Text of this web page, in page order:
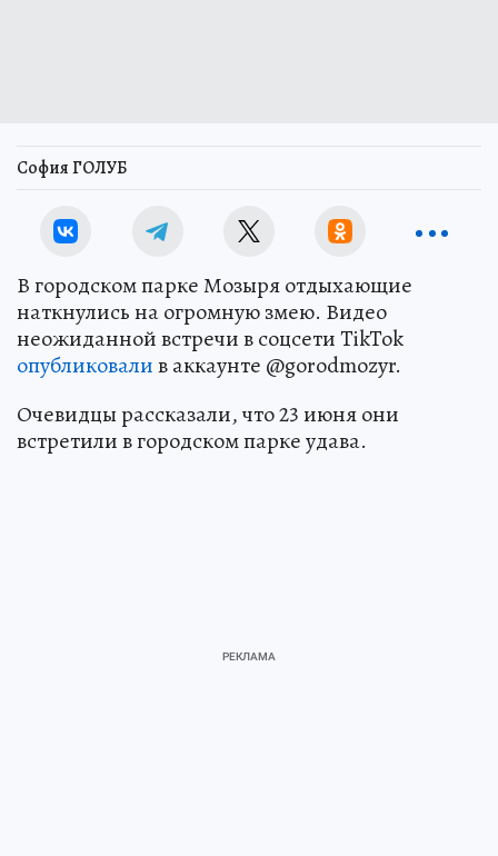
София ГОЛУБ
В городском парке Мозыря отдыхающие
наткнулись на огромную змею. Видео
неожиданной встречи в соцсети TikTok
опубликовалив аккаунте @gorodmozyr.
Очевидцы рассказали, что 23 июня они
встретили в городском парке удава.